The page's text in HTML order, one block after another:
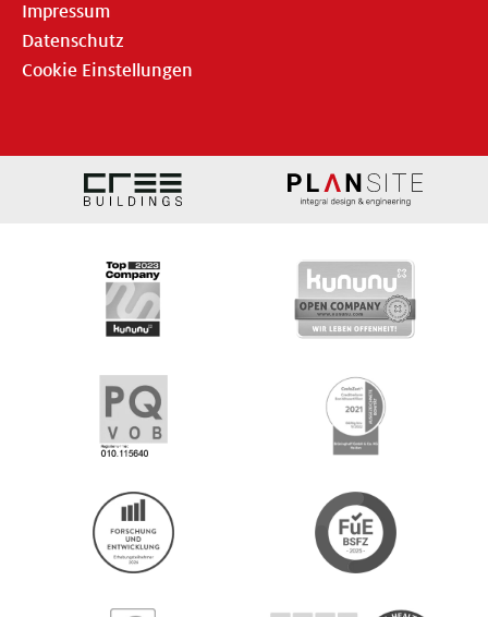
Impressum
Datenschutz
Cookie Einstellungen